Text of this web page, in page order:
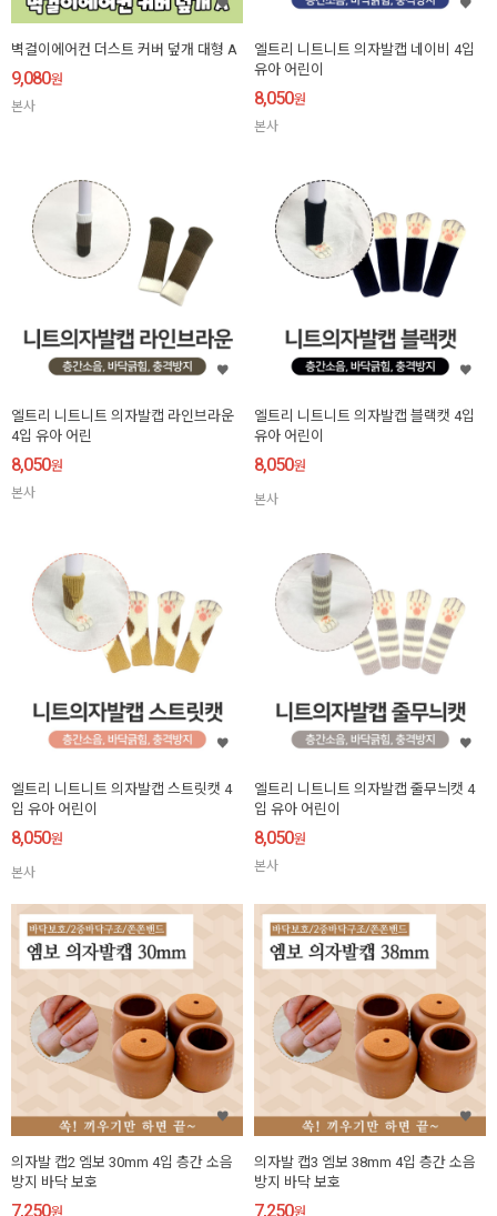
벽걸이에어컨 더스트 커버 덮개 대형 A
9,080원
본사
엘트리 니트니트 의자발캡 네이비 4입
유아 어린이
8,050원
본사
엘트리 니트니트 의자발캡 라인브라운
4입 유아 어린
8,050원
본사
엘트리 니트니트 의자발캡 블랙캣 4입
유아 어린이
8,050원
본사
엘트리 니트니트 의자발캡 스트릿캣 4
입 유아 어린이
8,050원
본사
엘트리 니트니트 의자발캡 줄무늬캣 4
입 유아 어린이
8,050원
본사
의자발 캡2 엠보 30mm 4입 층간 소음
방지 바닥 보호
7,250원
의자발 캡3 엠보 38mm 4입 층간 소음
방지 바닥 보호
7,250원